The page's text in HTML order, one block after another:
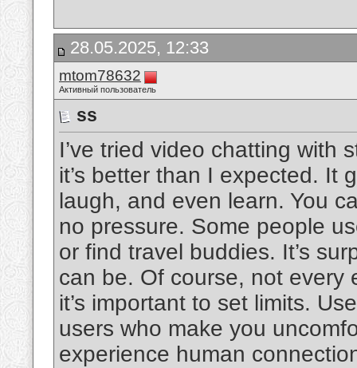
28.05.2025, 12:33
mtom78632
Активный пользователь
ss
I’ve tried video chatting with
it’s better than I expected. It
laugh, and even learn. You
no pressure. Some people
or find travel buddies. It’s
can be. Of course, not every
it’s important to set limits.
users who make you
experience human